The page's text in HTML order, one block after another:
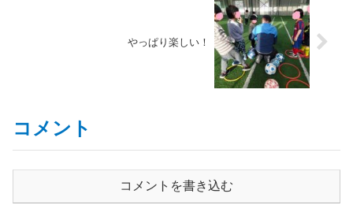
やっぱり楽しい！
コメント
コメントを書き込む